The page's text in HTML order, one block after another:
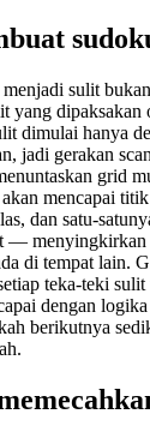
menjadi sulit
yang
dimulai hanya
jadi gerakan
grid
mencapai
dan satu-
— menyingkirkan
di tempat lain.
teka-teki sulit
dengan
berikutnya